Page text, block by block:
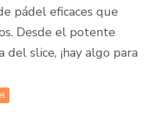
pádel eficaces que
Desde el potente
del slice, ¡hay algo para